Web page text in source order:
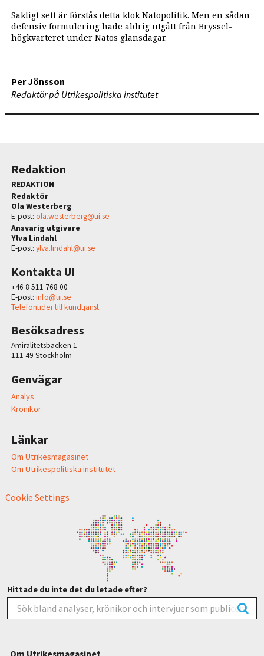
Sakligt sett är förstås detta klok Natopolitik. Men en sådan
defensiv formulering hade aldrig utgått från Bryssel-
högkvarteret under Natos glansdagar.
Per Jönsson
Redaktör på Utrikespolitiska institutet
Redaktion
REDAKTION
Redaktör
Ola Westerberg
E-post: ola.westerberg@ui.se
Ansvarig utgivare
Ylva Lindahl
E-post: ylva.lindahl@ui.se
Kontakta UI
+46 8 511 768 00
E-post: info@ui.se
Telefontider till kundtjänst
Besöksadress
Amiralitetsbacken 1
111 49 Stockholm
Genvägar
Analys
Krönikor
Länkar
Om Utrikesmagasinet
Om Utrikespolitiska institutet
Cookie Settings
Hittade du inte det du letade efter?